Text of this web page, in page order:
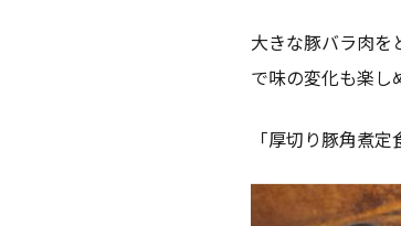
大きな豚バラ肉を
で味の変化も楽し
「厚切り豚角煮